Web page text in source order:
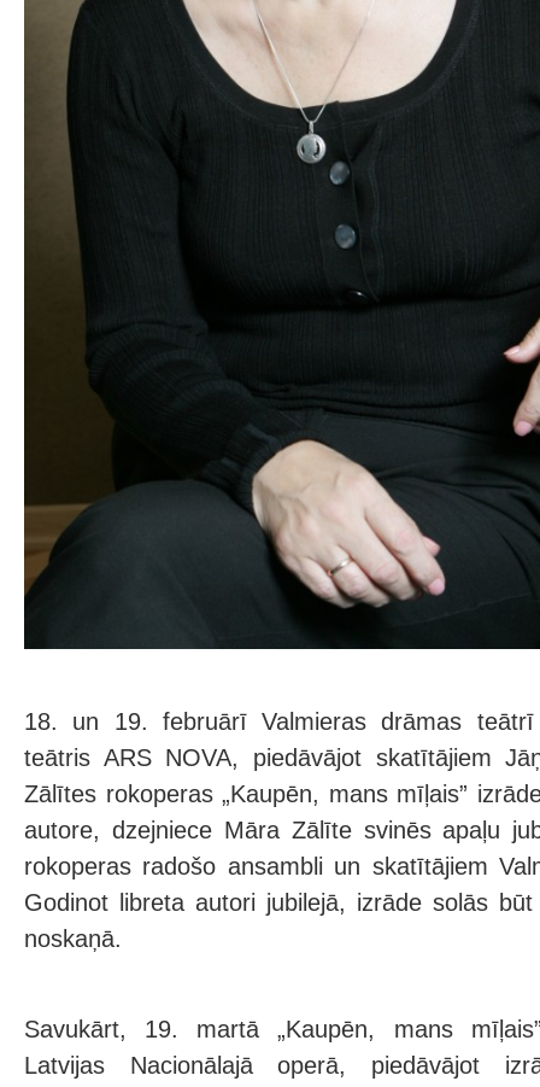
18. un 19. februārī Valmieras drāmas teātrī
teātris ARS NOVA, piedāvājot skatītājiem
Zālītes rokoperas „Kaupēn, mans mīļais”
autore, dzejniece Māra Zālīte svinēs apaļu
rokoperas radošo ansambli un skatītājiem
Godinot libreta autori jubilejā, izrāde solās
noskaņā.
Savukārt, 19. martā „Kaupēn, mans
Latvijas Nacionālajā operā, piedāvājot